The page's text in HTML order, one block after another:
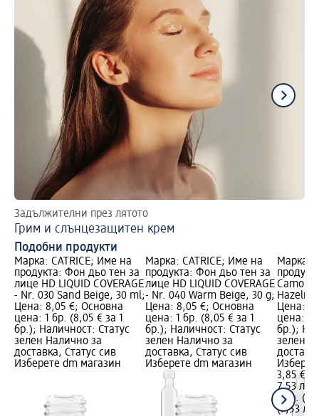
Задължителни през лятото
Грим и слънцезащитен крем
Подобни продукти
Марка: CATRICE; Име на
продукта: Фон дьо тен за
лице HD LIQUID COVERAGE
- Nr. 030 Sand Beige, 30 ml;
Цена: 8,05 €; Основна
цена: 1 бр. (8,05 € за 1
бр.); Наличност: Статус
зелен Налично за
доставка, Статус сив
Изберете dm магазин
Марка: CATRICE; Име на
продукта: Фон дьо тен за
лице HD LIQUID COVERAGE
- Nr. 040 Warm Beige, 30 g;
Цена: 8,05 €; Основна
цена: 1 бр. (8,05 € за 1
бр.); Наличност: Статус
зелен Налично за
доставка, Статус сив
Изберете dm магазин
Марка:
Цена:
цена: 1
бр.);
зелен
3,85 €
7,53 лв.
1 бр.
(7,53